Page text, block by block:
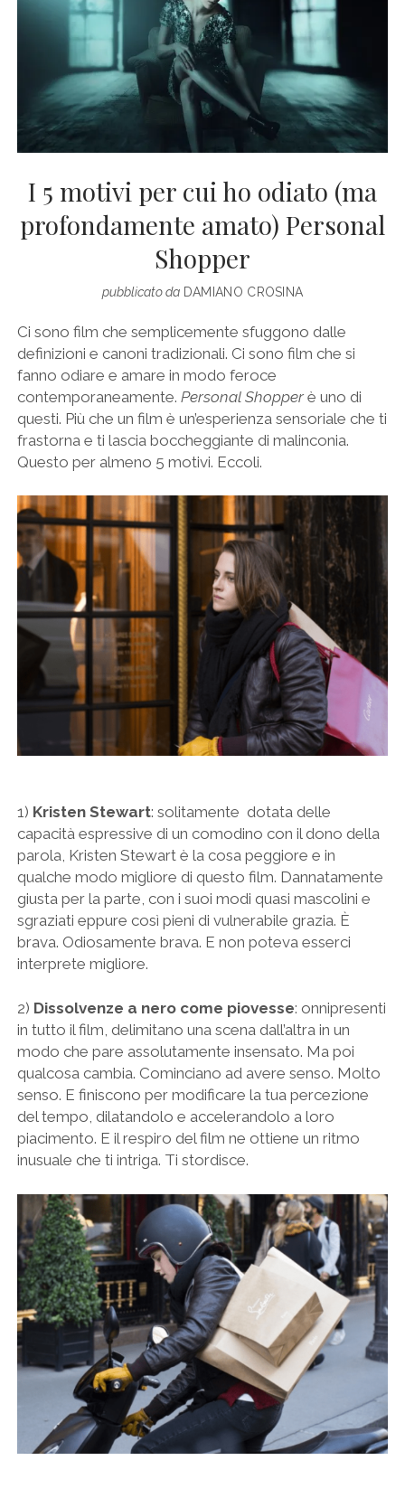
I 5 motivi per cui ho odiato (ma
profondamente amato) Personal
Shopper
pubblicato daDAMIANO CROSINA
Ci sono film che semplicemente sfuggono dalle
definizioni e canoni tradizionali. Ci sono film che si
fanno odiare e amare in modo feroce
contemporaneamente. Personal Shopperè uno di
questi. Più che un film è un’esperienza sensoriale che ti
frastorna e ti lascia boccheggiante di malinconia.
Questo per almeno 5 motivi. Eccoli.
1) Kristen Stewart: solitamente dotata delle
capacità espressive di un comodino con il dono della
parola, Kristen Stewart è la cosa peggiore e in
qualche modo migliore di questo film. Dannatamente
giusta per la parte, con i suoi modi quasi mascolini e
sgraziati eppure così pieni di vulnerabile grazia. È
brava. Odiosamente brava. E non poteva esserci
interprete migliore.
2) Dissolvenze a nero come piovesse: onnipresenti
in tutto il film, delimitano una scena dall’altra in un
modo che pare assolutamente insensato. Ma poi
qualcosa cambia. Cominciano ad avere senso. Molto
senso. E finiscono per modificare la tua percezione
del tempo, dilatandolo e accelerandolo a loro
piacimento. E il respiro del film ne ottiene un ritmo
inusuale che ti intriga. Ti stordisce.